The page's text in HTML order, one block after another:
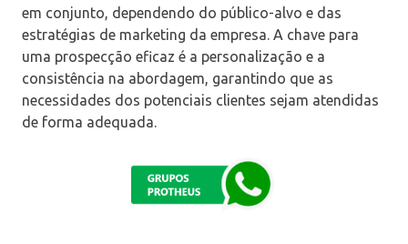
em conjunto, dependendo do público-alvo e das
estratégias de marketing da empresa. A chave para
uma prospecção eficaz é a personalização e a
consistência na abordagem, garantindo que as
necessidades dos potenciais clientes sejam atendidas
de forma adequada.